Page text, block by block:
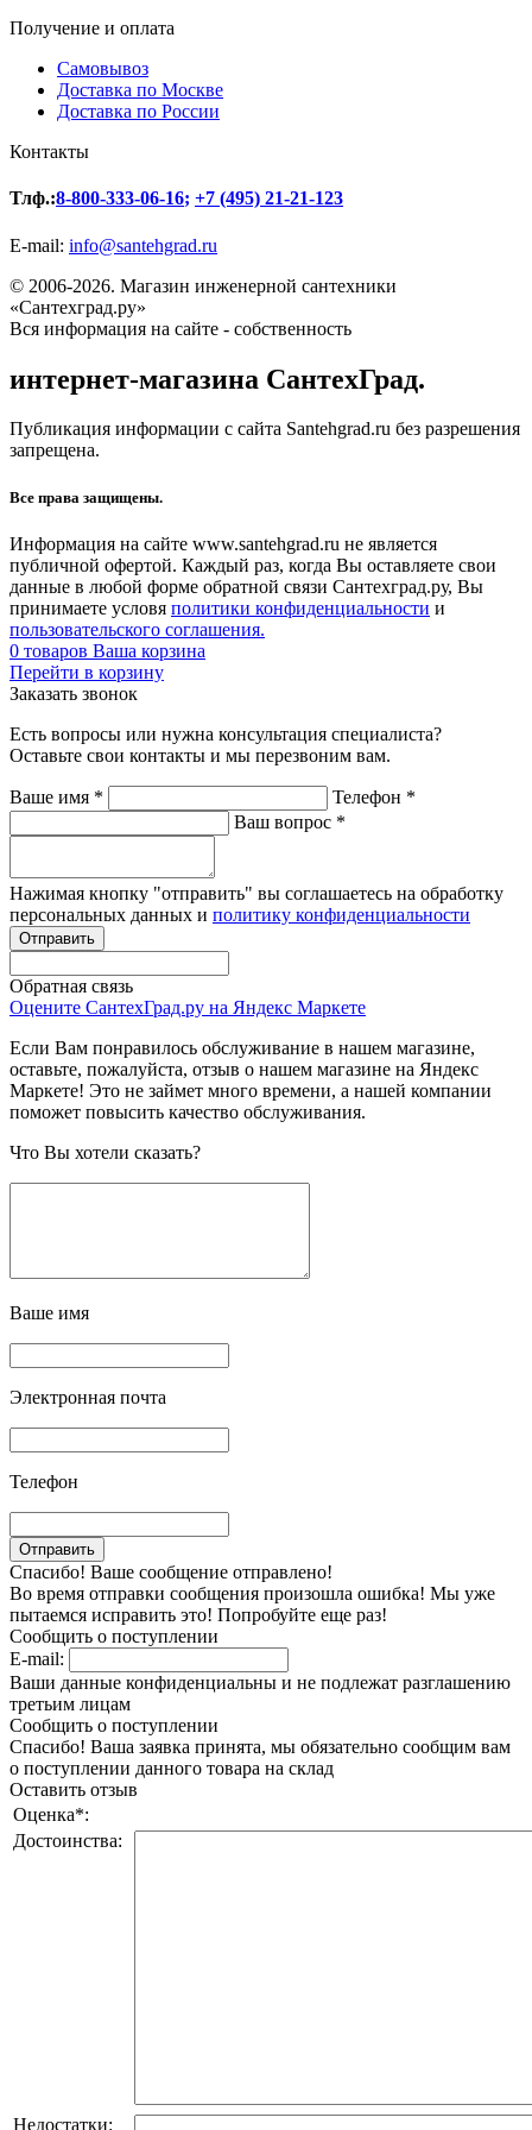
Получение и оплата
Самовывоз
Доставка по Москве
Доставка по России
Контакты
Тлф.:8-800-333-06-16; +7 (495) 21-21-123
E-mail: info@santehgrad.ru
© 2006-2026. Магазин инженерной сантехники
«Сантехград.ру»
Вся информация на сайте - собственность
интернет-магазина СантехГрад.
Публикация информации с сайта Santehgrad.ru без разрешения
запрещена.
Все права защищены.
Информация на сайте www.santehgrad.ru не является
публичной офертой. Каждый раз, когда Вы оставляете свои
данные в любой форме обратной связи Сантехград.ру, Вы
принимаете условя политики конфиденциальности и
пользовательского соглашения.
0 товаров Ваша корзина
Перейти в корзину
Заказать звонок
Есть вопросы или нужна консультация специалиста?
Оставьте свои контакты и мы перезвоним вам.
Ваше имя * Телефон *
Ваш вопрос *
Нажимая кнопку "отправить" вы соглашаетесь на обработку
персональных данных и политику конфиденциальности
Обратная связь
Оцените СантехГрад.ру на Яндекс Маркете
Если Вам понравилось обслуживание в нашем магазине,
оставьте, пожалуйста, отзыв о нашем магазине на Яндекс
Маркете! Это не займет много времени, а нашей компании
поможет повысить качество обслуживания.
Что Вы хотели сказать?
Ваше имя
Электронная почта
Телефон
Спасибо! Ваше сообщение отправлено!
Во время отправки сообщения произошла ошибка! Мы уже
пытаемся исправить это! Попробуйте еще раз!
Сообщить о поступлении
E-mail:
Ваши данные конфиденциальны и не подлежат разглашению
третьим лицам
Сообщить о поступлении
Спасибо! Ваша заявка принята, мы обязательно сообщим вам
о поступлении данного товара на склад
Оставить отзыв
Оценка*:
Достоинства:
Недостатки: